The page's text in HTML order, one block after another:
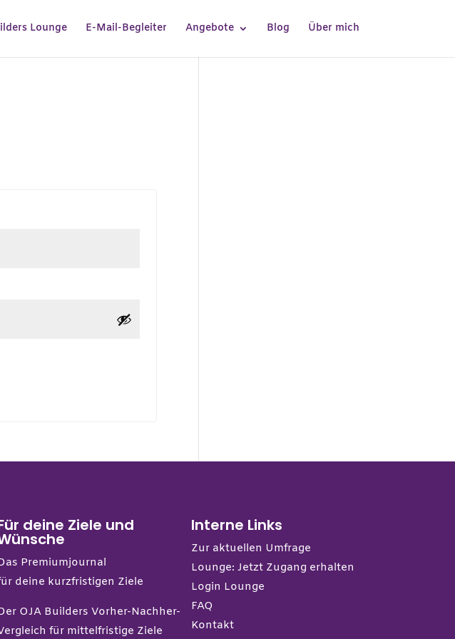
Lounge E-Mail-Begleiter Angebote Blog Über mich
deine Ziele und
Premiumjournal
deine kurzfristigen Ziele
OJA Builders Vorher-Nachher-
für mittelfristige Ziele
Interne Links
Zur aktuellen Umfrage
Lounge: Jetzt Zugang erhalten
Login Lounge
FAQ
Kontakt